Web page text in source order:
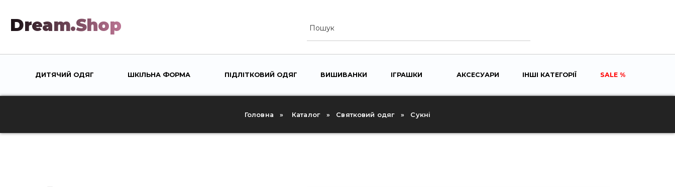
Dream.Shop
ДИТЯЧИЙ ОДЯГ ШКІЛЬНА ФОРМА ПІДЛІТКОВИЙ ОДЯГ ВИШИВАНКИ ІГРАШКИ АКСЕСУАРИ ІНШІ КАТЕГОРІЇ SALE
Головна Каталог Святковий одяг Сукні